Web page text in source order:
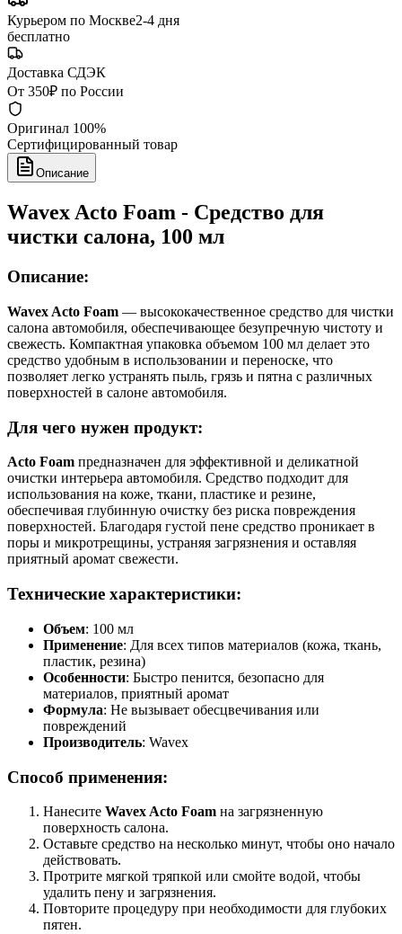
Курьером по Москве2-4 дня
бесплатно
Доставка СДЭК
От 350₽ по России
Оригинал 100%
Сертифицированный товар
Описание
Wavex Acto Foam - Средство для
чистки салона, 100 мл
Описание:
Wavex Acto Foam — высококачественное средство для чистки
салона автомобиля, обеспечивающее безупречную чистоту и
свежесть. Компактная упаковка объемом 100 мл делает это
средство удобным в использовании и переноске, что
позволяет легко устранять пыль, грязь и пятна с различных
поверхностей в салоне автомобиля.
Для чего нужен продукт:
Acto Foam предназначен для эффективной и деликатной
очистки интерьера автомобиля. Средство подходит для
использования на коже, ткани, пластике и резине,
обеспечивая глубинную очистку без риска повреждения
поверхностей. Благодаря густой пене средство проникает в
поры и микротрещины, устраняя загрязнения и оставляя
приятный аромат свежести.
Технические характеристики:
Объем: 100 мл
Применение: Для всех типов материалов (кожа, ткань,
пластик, резина)
Особенности: Быстро пенится, безопасно для
материалов, приятный аромат
Формула: Не вызывает обесцвечивания или
повреждений
Производитель: Wavex
Способ применения:
Нанесите Wavex Acto Foam на загрязненную
поверхность салона.
Оставьте средство на несколько минут, чтобы оно начало
действовать.
Протрите мягкой тряпкой или смойте водой, чтобы
удалить пену и загрязнения.
Повторите процедуру при необходимости для глубоких
пятен.